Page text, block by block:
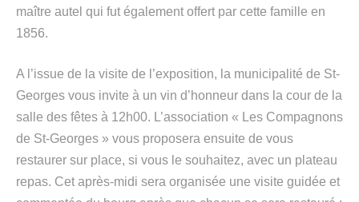
maître autel qui fut également offert par cette famille en
1856.
A l’issue de la visite de l’exposition, la municipalité de St-
Georges vous invite à un vin d’honneur dans la cour de la
salle des fêtes à 12h00. L’association « Les Compagnons
de St-Georges » vous proposera ensuite de vous
restaurer sur place, si vous le souhaitez, avec un plateau
repas. Cet après-midi sera organisée une visite guidée et